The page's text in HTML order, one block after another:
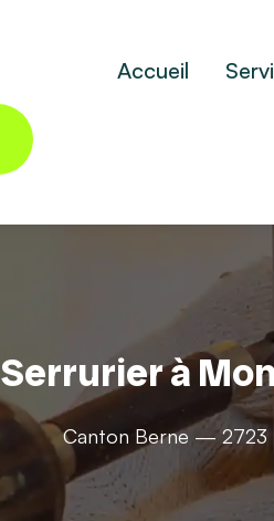
Accueil
Serrurier à
Canton Berne —